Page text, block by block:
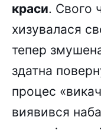
краси. Свого
хизувалася
тепер
здатна
процес
виявився